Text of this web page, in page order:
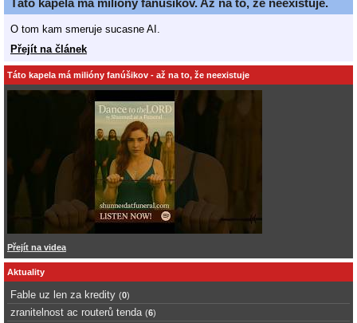
O tom kam smeruje sucasne AI.
Přejít na článek
Táto kapela má milióny fanúšikov - až na to, že neexistuje
Přejít na videa
Aktuality
Fable uz len za kredity (0)
zranitelnost ac routerů tenda (6)